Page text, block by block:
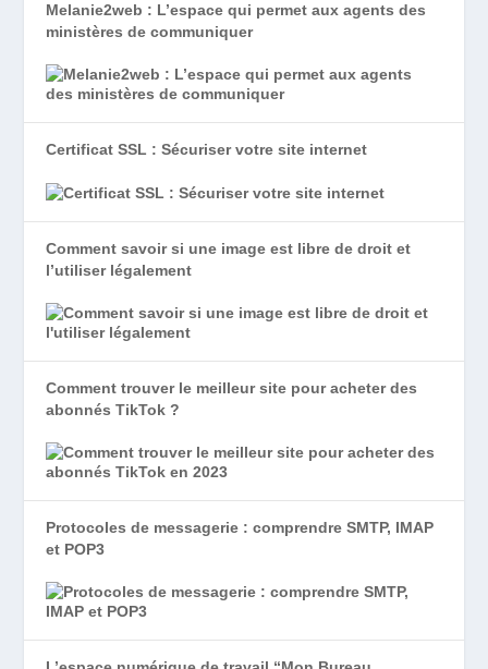
Melanie2web : L’espace qui permet aux agents des
ministères de communiquer
Certificat SSL : Sécuriser votre site internet
Comment savoir si une image est libre de droit et
l’utiliser légalement
Comment trouver le meilleur site pour acheter des
abonnés TikTok ?
Protocoles de messagerie : comprendre SMTP, IMAP
et POP3